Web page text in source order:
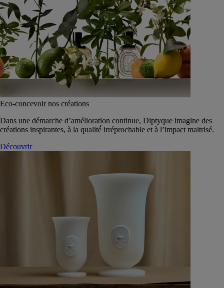
Eco-concevoir nos créations
Dans une démarche d’amélioration continue, Diptyque imagine des
créations inspirantes, à la qualité́ irréprochable et à l’impact maitrisé.
Découvrir